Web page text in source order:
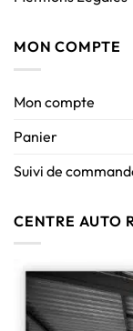
MON COMPTE
Mon compte
Panier
Suivi de
CENTRE AUTO